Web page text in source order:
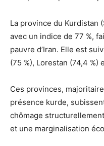
La province du Kurdistan
avec un indice de 77 %,
pauvre d’Iran. Elle est
(75 %), Lorestan (74,4 %)
Ces provinces,
présence kurde,
chômage
et une marginalisation